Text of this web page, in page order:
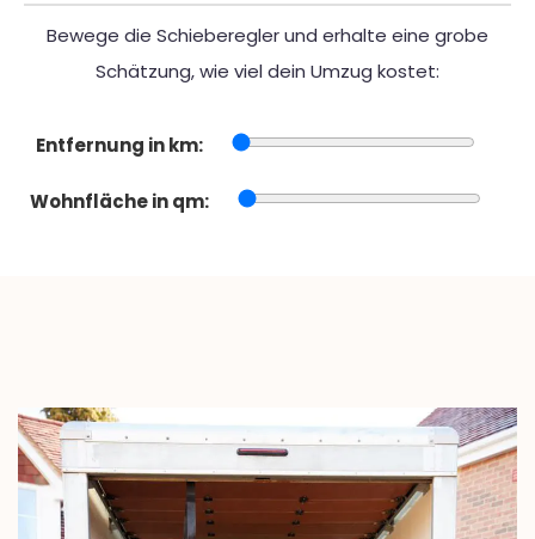
Bewege die Schieberegler und erhalte eine grobe
Schätzung, wie viel dein Umzug kostet:
Entfernung in km:
Wohnfläche in qm: